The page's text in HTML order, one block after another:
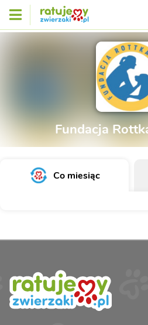
Fundacja
Co miesiąc